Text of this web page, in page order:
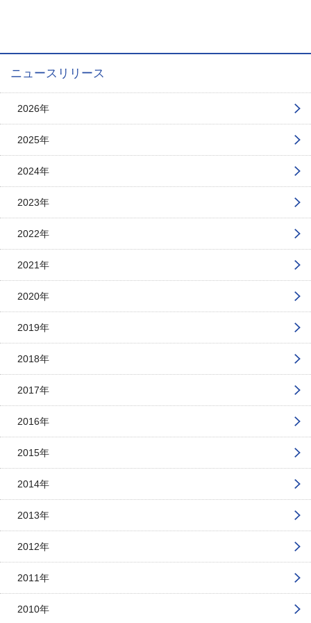
ニュースリリース
2026年
2025年
2024年
2023年
2022年
2021年
2020年
2019年
2018年
2017年
2016年
2015年
2014年
2013年
2012年
2011年
2010年